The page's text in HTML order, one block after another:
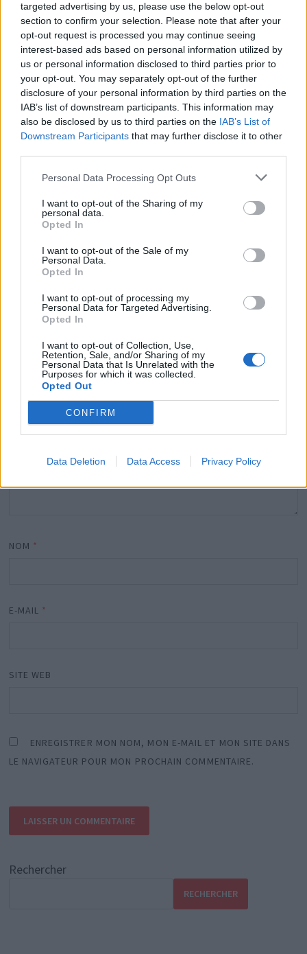
targeted advertising by us, please use the below opt-out
section to confirm your selection. Please note that after your
opt-out request is processed you may continue seeing
interest-based ads based on personal information utilized by
us or personal information disclosed to third parties prior to
your opt-out. You may separately opt-out of the further
disclosure of your personal information by third parties on the
IAB’s list of downstream participants. This information may
also be disclosed by us to third parties on the IAB’s List of
Downstream Participants that may further disclose it to other
Personal Data Processing Opt Outs
I want to opt-out of the Sharing of my
personal data.
Opted In
I want to opt-out of the Sale of my
Personal Data.
Opted In
I want to opt-out of processing my
Personal Data for Targeted Advertising.
Opted In
I want to opt-out of Collection, Use,
Retention, Sale, and/or Sharing of my
Personal Data that Is Unrelated with the
Purposes for which it was collected.
Opted Out
CONFIRM
Data Deletion Data Access Privacy Policy
Ce jeune figurant continue de gagner de l’argent pour
sa participation dans le Titanic !
3 juillet 2024
Laisser un commentaire
Votre adresse e-mail ne sera pas publiée.
Les champs
obligatoires sont indiqués avec*
COMMENTAIRE*
NOM *
E-MAIL *
SITE WEB
ENREGISTRER MON NOM, MON E-MAIL ET MON SITE DANS
LE NAVIGATEUR POUR MON PROCHAIN COMMENTAIRE.
Rechercher
RECHERCHER